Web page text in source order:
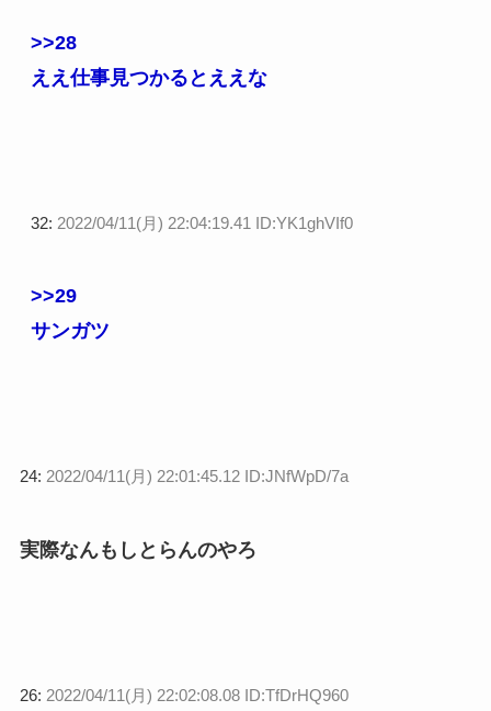
>>28
ええ仕事見つかるとええな
32: 2022/04/11(月) 22:04:19.41 ID:YK1ghVIf0
>>29
サンガツ
24: 2022/04/11(月) 22:01:45.12 ID:JNfWpD/7a
実際なんもしとらんのやろ
26: 2022/04/11(月) 22:02:08.08 ID:TfDrHQ960